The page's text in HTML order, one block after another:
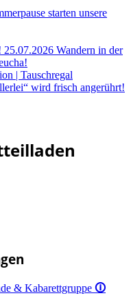
starten unsere
Wandern in der
| Tauschregal
wird frisch angerührt!
& Kabarettgruppe 🛈